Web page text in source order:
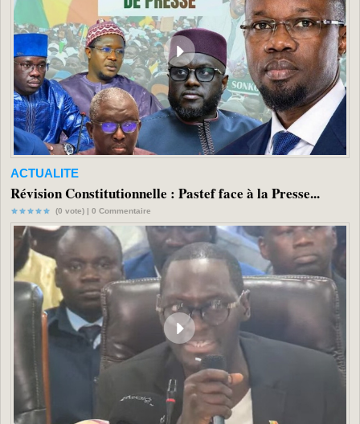
ACTUALITE
Révision Constitutionnelle : Pastef face à la Presse...
(0 vote) | 0 Commentaire